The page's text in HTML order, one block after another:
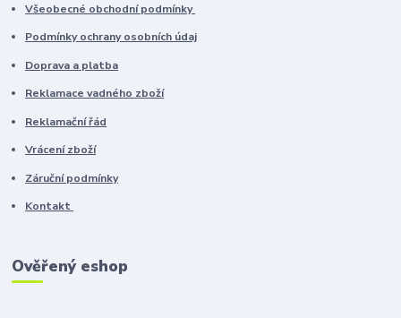
Všeobecné obchodní podmínky
Podmínky ochrany osobních údaj
Doprava a platba
Reklamace vadného zboží
Reklamační řád
Vrácení zboží
Záruční podmínky
Kontakt
Ověřený eshop